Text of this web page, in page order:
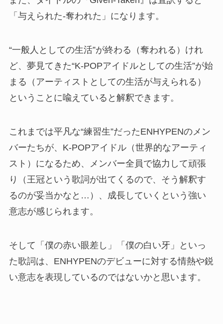
「与えられた-奪われた」になります。
“一般人としての生活”が終わる（奪われる）けれ
ど、夢見てきた“K-POPアイドルとしての生活”が始
まる（アーティストとしての生活が与えられる）
ということに喩えていると解釈できます。
これまでは平凡な“練習生”だったENHYPENのメン
バーたちが、K-POPアイドル（世界的なアーティ
スト）になるため、メンバー全員で協力して頑張
り（王冠という歌詞が出てくるので、そう解釈す
るのが妥当かなと…）、成長していくという強い
意志が感じられます。
そして「僕の赤い眼差し」「僕の白い牙」といっ
た歌詞は、ENHYPENのデビューに対する情熱や鋭
い意志を表現しているのではないかと思います。